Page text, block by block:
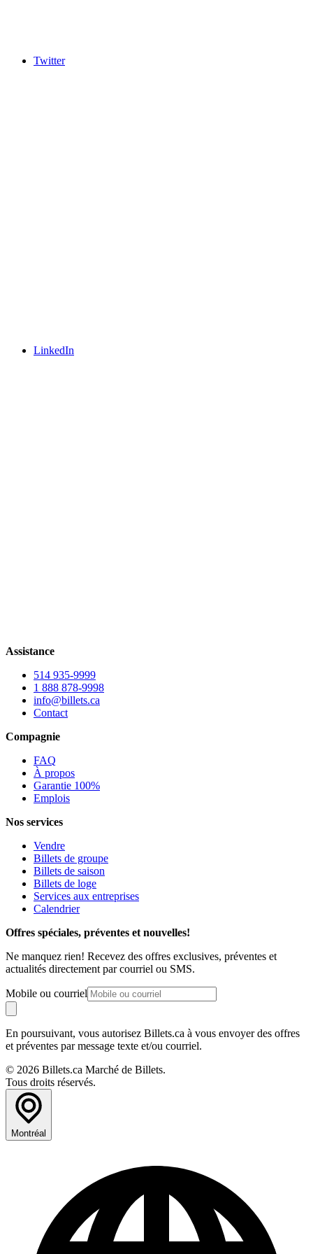
Twitter
LinkedIn
Assistance
514 935-9999
1 888 878-9998
info@billets.ca
Contact
Compagnie
FAQ
À propos
Garantie 100%
Emplois
Nos services
Vendre
Billets de groupe
Billets de saison
Billets de loge
Services aux entreprises
Calendrier
Offres spéciales, préventes et nouvelles!
Ne manquez rien! Recevez des offres exclusives, préventes et
actualités directement par courriel ou SMS.
Mobile ou courriel
En poursuivant, vous autorisez Billets.ca à vous envoyer des offres
et préventes par message texte et/ou courriel.
© 2026 Billets.ca Marché de Billets.
Tous droits réservés.
Montréal